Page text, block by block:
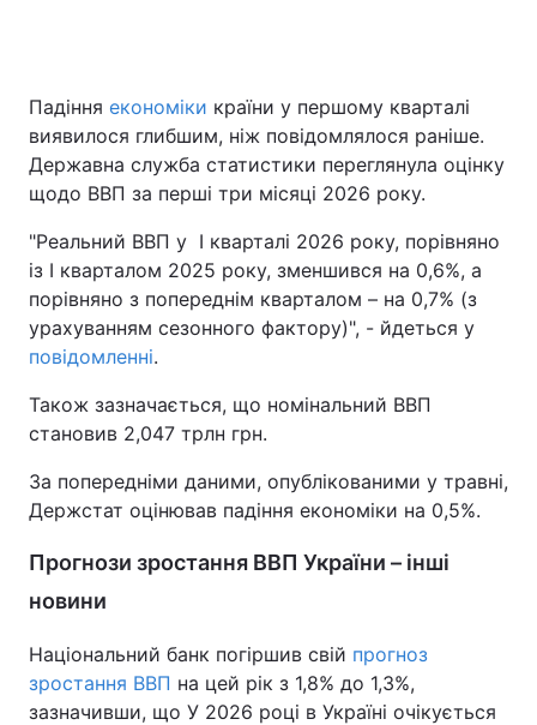
Падіння економіки країни у першому кварталі
виявилося глибшим, ніж повідомлялося раніше.
Державна служба статистики переглянула оцінку
щодо ВВП за перші три місяці 2026 року.
"Реальний ВВП у І кварталі 2026 року, порівняно
із І кварталом 2025 року, зменшився на 0,6%, а
порівняно з попереднім кварталом – на 0,7% (з
урахуванням сезонного фактору)", - йдеться у
повідомленні.
Також зазначається, що номінальний ВВП
становив 2,047 трлн грн.
За попередніми даними, опублікованими у травні,
Держстат оцінював падіння економіки на 0,5%.
Прогнози зростання ВВП України – інші
новини
Національний банк погіршив свій прогноз
зростання ВВП на цей рік з 1,8% до 1,3%,
зазначивши, що У 2026 році в Україні очікується